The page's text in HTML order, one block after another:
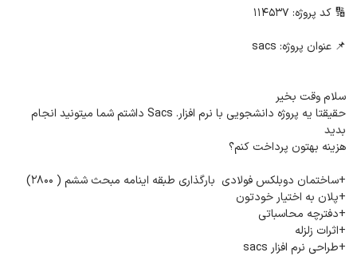
🔢 کد پروژه: 114537
📌 عنوان پروژه: sacs
سلام وقت بخیر
حقیقتا یه پروژه دانشجویی با نرم افزار. Sacs داشتم شما میتونید انجام
بدید
هزینه بهتون پرداخت کنم؟
+ساختمان دوبلکس فولادی بارگذاری طبقه اینامه مبحث ششم ( ۲۸۰۰)
+پلان به اختیار خودتون
+دفترچه محاسباتی
+اثرات زلزله
+طراحی نرم افزار sacs